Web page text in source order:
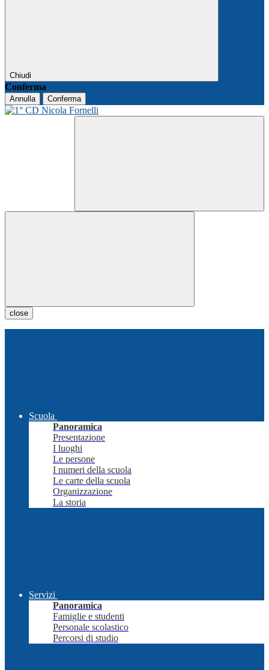
Chiudi
Conferma
Annulla Conferma
close
Scuola
Panoramica
Presentazione
I luoghi
Le persone
I numeri della scuola
Le carte della scuola
Organizzazione
La storia
Servizi
Panoramica
Famiglie e studenti
Personale scolastico
Percorsi di studio